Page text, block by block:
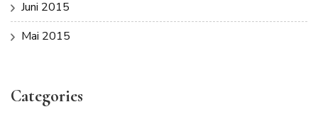
Juni 2015
Mai 2015
Categories